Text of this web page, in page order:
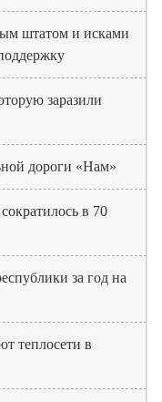
штатом и исками
заразили
дороги «Нам»
в 70
за год на
теплосети в